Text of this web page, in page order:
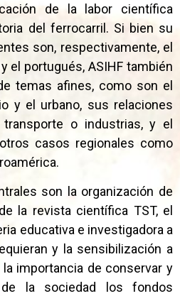
de la labor científica
del ferrocarril. Si bien su
son, respectivamente, el
el portugués, ASIHF también
temas afines, como son el
y el urbano, sus relaciones
o industrias, y el
casos regionales como
son la organización de
la revista científica TST, el
educativa e investigadora a
y la sensibilización a
importancia de conservar y
la sociedad los fondos